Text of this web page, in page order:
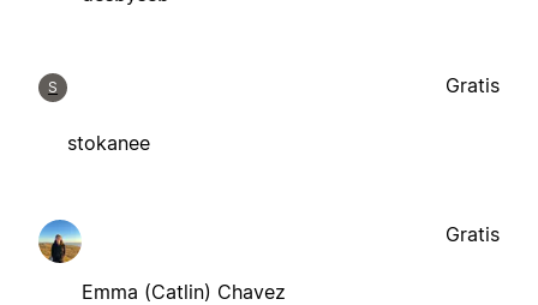
S
stokanee
Gratis
Emma (Catlin) Chavez
Gratis